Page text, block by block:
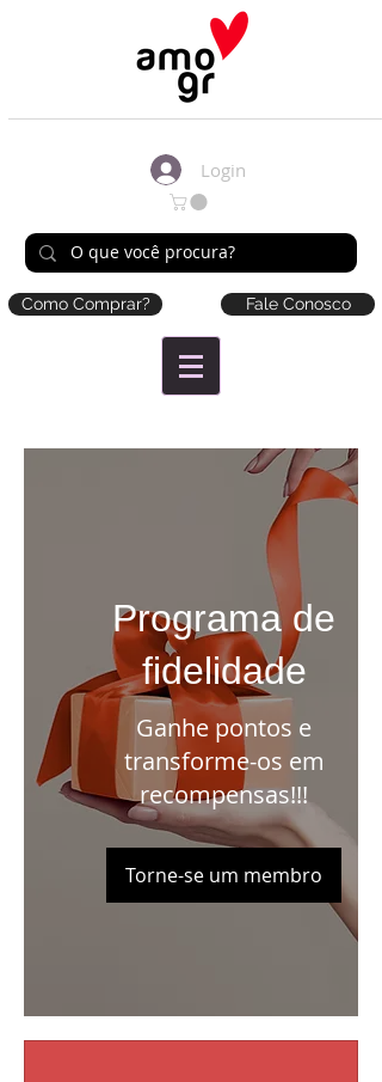
Login
Como Comprar? Fale Conosco
Programa de
fidelidade
Ganhe pontos e
transforme-os em
recompensas!!!
Torne-se um membro